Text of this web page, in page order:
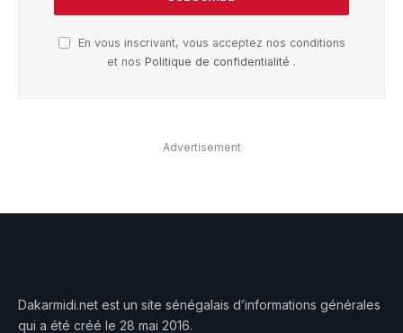
En vous inscrivant, vous acceptez nos conditions
et nos Politique de confidentialité .
Advertisement
Dakarmidi.net est un site sénégalais d’informations générales
qui a été créé le 28 mai 2016.